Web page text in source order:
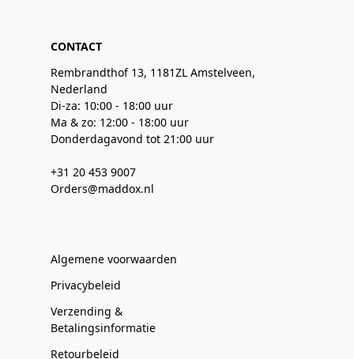
CONTACT
Rembrandthof 13, 1181ZL Amstelveen,
Nederland
Di-za: 10:00 - 18:00 uur
Ma & zo: 12:00 - 18:00 uur
Donderdagavond tot 21:00 uur
+31 20 453 9007
Orders@maddox.nl
Algemene voorwaarden
Privacybeleid
Verzending &
Betalingsinformatie
Retourbeleid